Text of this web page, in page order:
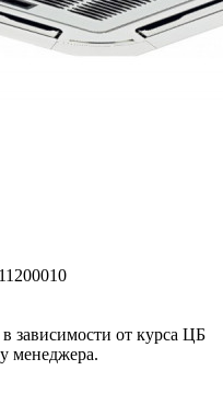
зависимости от курса ЦБ
менеджера.